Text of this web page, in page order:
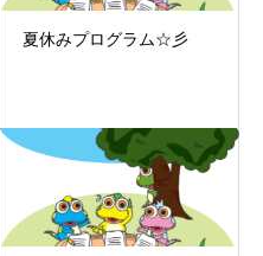
夏休みプログラム☆彡